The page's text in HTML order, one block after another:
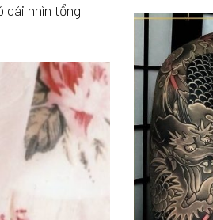
cái nhìn tổng